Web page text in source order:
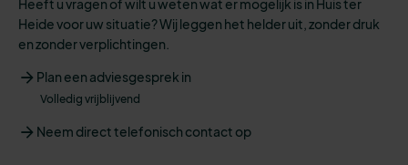
Heeft u vragen of wilt u weten wat er mogelijk is in Huis ter
Heide voor uw situatie? Wij leggen het helder uit, zonder druk
en zonder verplichtingen.
Plan een adviesgesprek in
Volledig vrijblijvend
Neem direct telefonisch contact op